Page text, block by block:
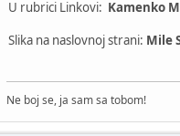
U rubrici Linkovi: Kamenko
Slika na naslovnoj strani: Mile
Ne boj se, ja sam sa tobom!